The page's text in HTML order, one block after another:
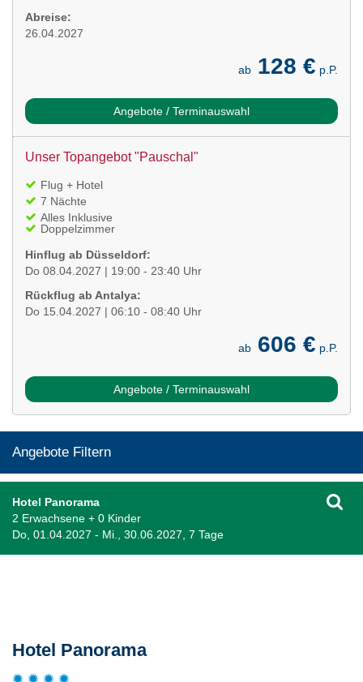
Abreise:
26.04.2027
ab 128 € p.P.
Angebote / Terminauswahl
Unser Topangebot "Pauschal"
Flug + Hotel
7 Nächte
Alles Inklusive
Doppelzimmer
Hinflug ab Düsseldorf:
Do 08.04.2027 | 19:00 - 23:40 Uhr
Rückflug ab Antalya:
Do 15.04.2027 | 06:10 - 08:40 Uhr
ab 606 € p.P.
Angebote / Terminauswahl
Angebote Filtern
Hotel Panorama
2 Erwachsene + 0 Kinder
Do, 01.04.2027 - Mi., 30.06.2027, 7 Tage
Hotel Panorama